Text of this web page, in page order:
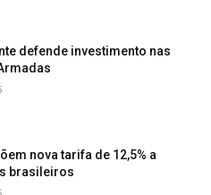
defende investimento nas
nova tarifa de 12,5% a
brasileiros